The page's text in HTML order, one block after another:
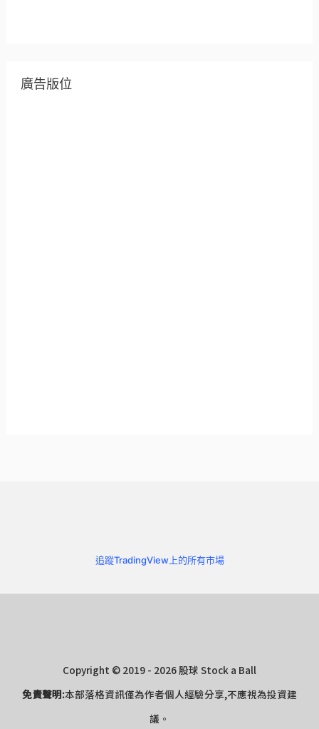
廣告版位
追蹤TradingView上的所有市場
Copyright © 2019 - 2026 股球 Stock a Ball
免責聲明:本部落格資訊僅為作者個人經驗分享,不應視為投資建
議。